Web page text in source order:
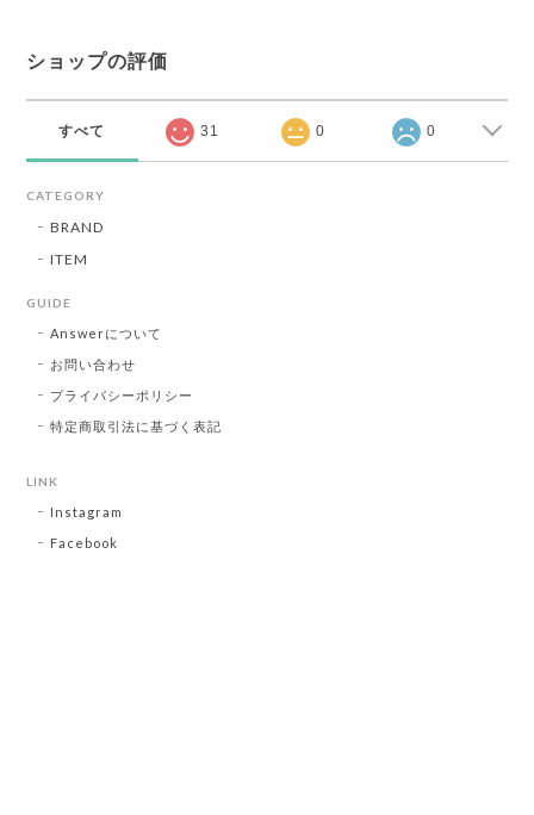
ショップの評価
すべて 31 0 0
CATEGORY
BRAND
ITEM
GUIDE
Answerについて
お問い合わせ
プライバシーポリシー
特定商取引法に基づく表記
LINK
Instagram
Facebook